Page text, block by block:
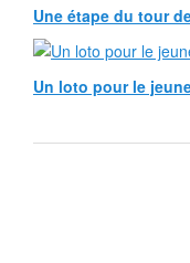
Une étape du tour
Un loto pour le